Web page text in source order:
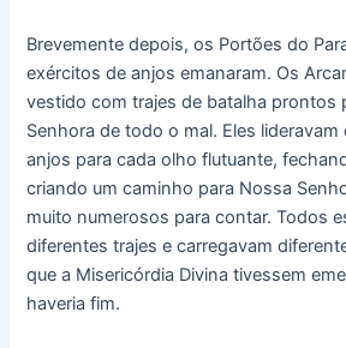
Brevemente depois, os Portões do
exércitos de anjos emanaram. Os
vestido com trajes de batalha prontos
Senhora de todo o mal. Eles
anjos para cada olho flutuante,
criando um caminho para Nossa
muito numerosos para contar. Todos
diferentes trajes e carregavam
que a Misericórdia Divina tivessem
haveria fim.